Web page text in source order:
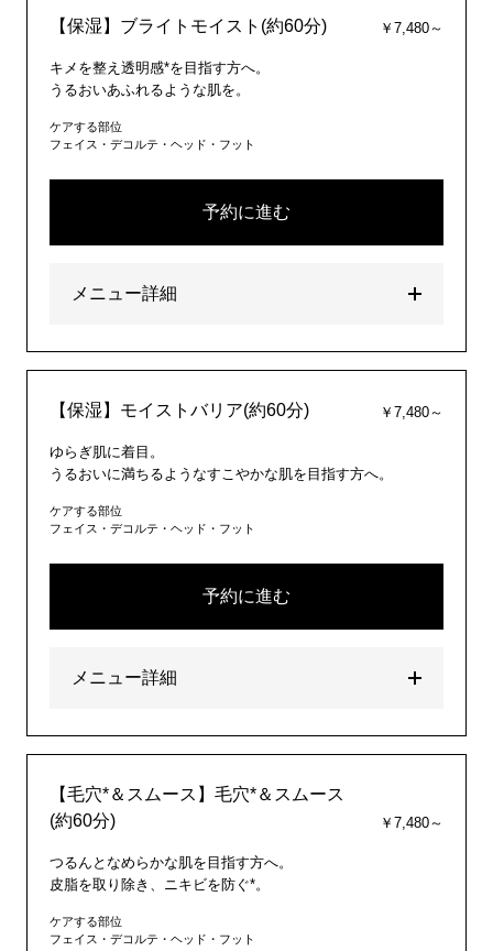
【保湿】ブライトモイスト(約60分) ￥7,480～
キメを整え透明感*を目指す方へ。
うるおいあふれるような肌を。
ケアする部位
フェイス・デコルテ・ヘッド・フット
予約に進む
メニュー詳細
【保湿】モイストバリア(約60分) ￥7,480～
ゆらぎ肌に着目。
うるおいに満ちるようなすこやかな肌を目指す方へ。
ケアする部位
フェイス・デコルテ・ヘッド・フット
予約に進む
メニュー詳細
【毛穴*＆スムース】毛穴*＆スムース
(約60分)
￥7,480～
つるんとなめらかな肌を目指す方へ。
皮脂を取り除き、ニキビを防ぐ*。
ケアする部位
フェイス・デコルテ・ヘッド・フット